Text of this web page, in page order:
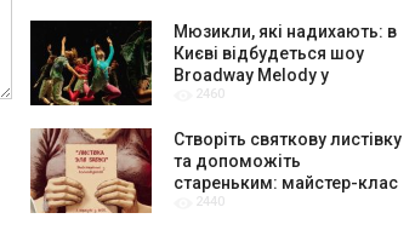
Мюзикли, які надихають: в
Києві відбудеться шоу
Broadway Melody у
виконанні юних артистів
2460
Створіть святкову листівку
та допоможіть
стареньким: майстер-клас
від БФ «Юлині Бабусі» на
2440